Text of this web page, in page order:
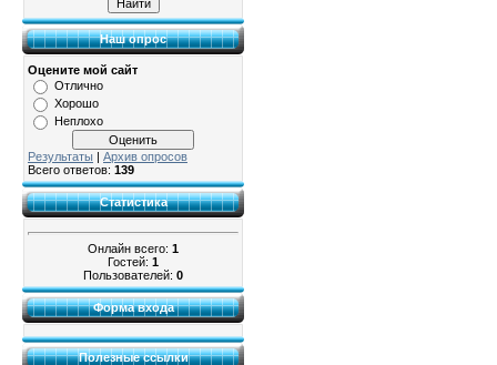
Наш опрос
Оцените мой сайт
Отлично
Хорошо
Неплохо
Результаты | Архив опросов
Всего ответов: 139
Статистика
Онлайн всего: 1
Гостей: 1
Пользователей: 0
Форма входа
Полезные ссылки